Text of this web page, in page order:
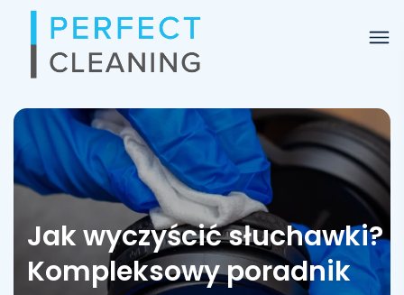
Jak wyczyścić słuchawki?
Kompleksowy poradnik